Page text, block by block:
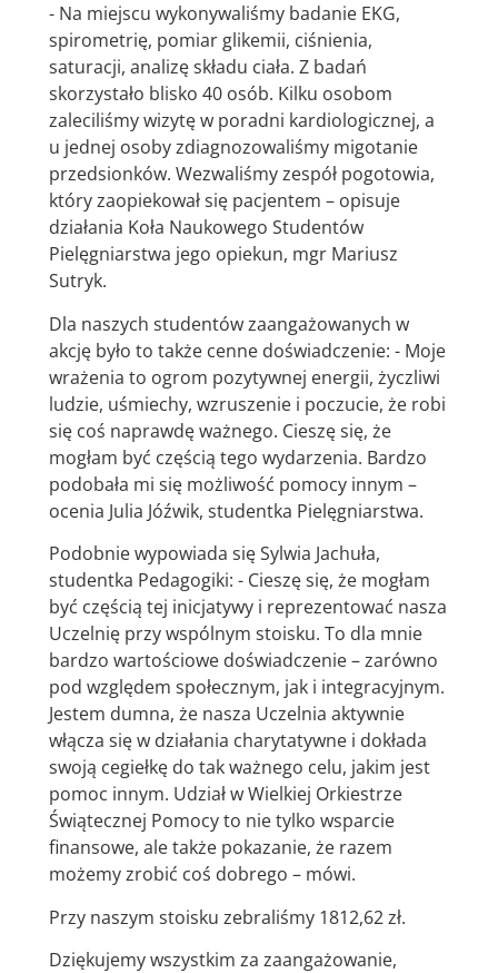
- Na miejscu wykonywaliśmy badanie EKG,
spirometrię, pomiar glikemii, ciśnienia,
saturacji, analizę składu ciała. Z badań
skorzystało blisko 40 osób. Kilku osobom
zaleciliśmy wizytę w poradni kardiologicznej, a
u jednej osoby zdiagnozowaliśmy migotanie
przedsionków. Wezwaliśmy zespół pogotowia,
który zaopiekował się pacjentem – opisuje
działania Koła Naukowego Studentów
Pielęgniarstwa jego opiekun, mgr Mariusz
Sutryk.
Dla naszych studentów zaangażowanych w
akcję było to także cenne doświadczenie: - Moje
wrażenia to ogrom pozytywnej energii, życzliwi
ludzie, uśmiechy, wzruszenie i poczucie, że robi
się coś naprawdę ważnego. Cieszę się, że
mogłam być częścią tego wydarzenia. Bardzo
podobała mi się możliwość pomocy innym –
ocenia Julia Jóźwik, studentka Pielęgniarstwa.
Podobnie wypowiada się Sylwia Jachuła,
studentka Pedagogiki: - Cieszę się, że mogłam
być częścią tej inicjatywy i reprezentować nasza
Uczelnię przy wspólnym stoisku. To dla mnie
bardzo wartościowe doświadczenie – zarówno
pod względem społecznym, jak i integracyjnym.
Jestem dumna, że nasza Uczelnia aktywnie
włącza się w działania charytatywne i dokłada
swoją cegiełkę do tak ważnego celu, jakim jest
pomoc innym. Udział w Wielkiej Orkiestrze
Świątecznej Pomocy to nie tylko wsparcie
finansowe, ale także pokazanie, że razem
możemy zrobić coś dobrego – mówi.
Przy naszym stoisku zebraliśmy 1812,62 zł.
Dziękujemy wszystkim za zaangażowanie,